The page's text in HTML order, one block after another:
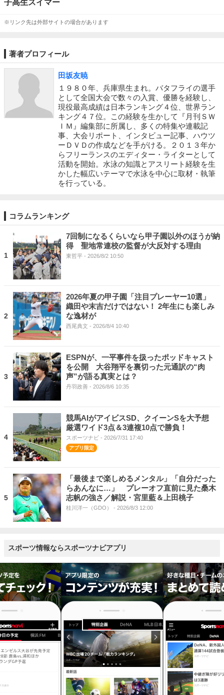
子高生スイマー
※リンク先は外部サイトの場合があります
著者プロフィール
田坂友暁
１９８０年、兵庫県生まれ。バタフライの選手
として全国大会で数々の入賞、優勝を経験し、
現役最高成績は日本ランキング４位、世界ラン
キング４７位。この経験を生かして『月刊ＳＷ
ＩＭ』編集部に所属し、多くの特集や連載記
事、大会リポート、インタビュー記事、ハウツ
ーＤＶＤの作成などを手がける。２０１３年か
らフリーランスのエディター・ライターとして
活動を開始。水泳の知識とアスリート経験を生
かした幅広いテーマで水泳を中心に取材・執筆
を行っている。
コラムランキング
1
7回制になるくらいなら甲子園以外のほうが納
得 聖地常連校の監督が大反対する理由
東哲平 - 2026/8/2 10:50
2
2026年夏の甲子園「注目プレーヤー10選」
織田や末吉だけではない！ 2年生にも楽しみ
な逸材が
西尾典文 - 2026/8/4 10:40
3
ESPNが、一平事件を扱ったポッドキャスト
を公開 大谷翔平を裏切った元通訳の“肉
声”が語る真実とは？
丹羽政善 - 2026/8/6 10:35
4
競馬AIがアイビスSD、クイーンSを大予想
厳選ワイド3点＆3連複10点で勝負！
スポーツナビ - 2026/7/31 17:40
5
「最後まで楽しめるメンタル」「自分だった
らあんなに…」 プレーオフ直前に見た桑木
志帆の強さ／解説・宮里藍＆上田桃子
桂川洋一（GDO） - 2026/8/3 12:00
スポーツ情報ならスポーツナビアプリ